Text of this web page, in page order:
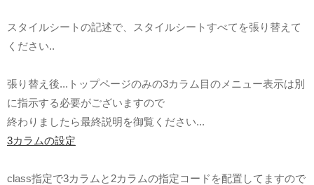
スタイルシートの記述で、スタイルシートすべてを張り替えて
ください..
張り替え後...トップページのみの3カラム目のメニュー表示は別
に指示する必要がございますので
終わりましたら最終説明を御覧ください...
3カラムの設定
class指定で3カラムと2カラムの指定コードを配置してますので